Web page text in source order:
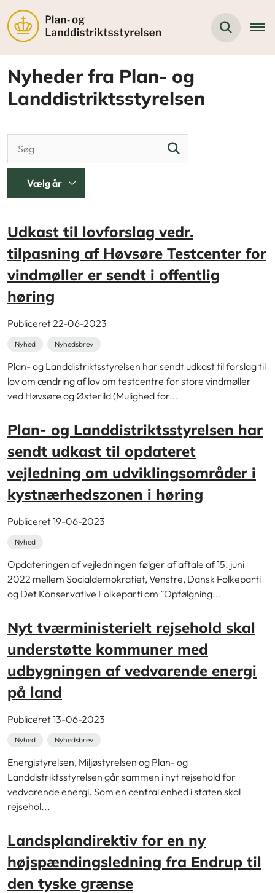
Nyheder fra Plan- og
Landdistriktsstyrelsen
Udkast til lovforslag vedr.
tilpasning af Høvsøre Testcenter for
vindmøller er sendt i offentlig
høring
Publiceret 22-06-2023
Nyhed Nyhedsbrev
Plan- og Landdistriktsstyrelsen har sendt udkast til forslag til
lov om ændring af lov om testcentre for store vindmøller
ved Høvsøre og Østerild (Mulighed for...
Plan- og Landdistriktsstyrelsen har
sendt udkast til opdateret
vejledning om udviklingsområder i
kystnærhedszonen i høring
Publiceret 19-06-2023
Nyhed
Opdateringen af vejledningen følger af aftale af 15. juni
2022 mellem Socialdemokratiet, Venstre, Dansk Folkeparti
og Det Konservative Folkeparti om ”Opfølgning...
Nyt tværministerielt rejsehold skal
understøtte kommuner med
udbygningen af vedvarende energi
på land
Publiceret 13-06-2023
Nyhed Nyhedsbrev
Energistyrelsen, Miljøstyrelsen og Plan- og
Landdistriktsstyrelsen går sammen i nyt rejsehold for
vedvarende energi. Som en central enhed i staten skal
rejsehol...
Landsplandirektiv for en ny
højspændingsledning fra Endrup til
den tyske grænse